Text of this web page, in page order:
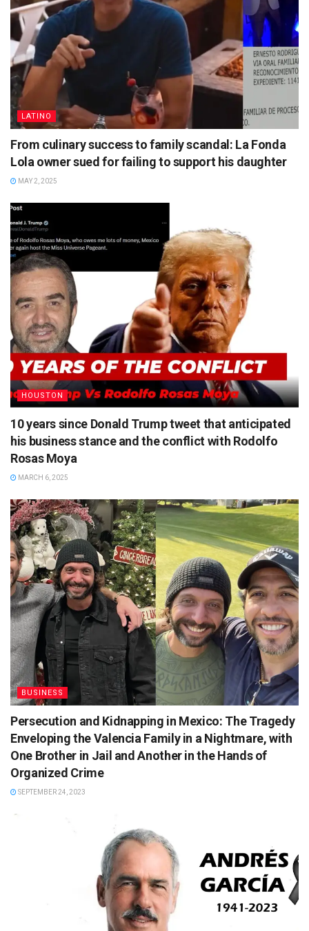
LATINO
From culinary success to family scandal: La Fonda
Lola owner sued for failing to support his daughter
MAY 2, 2025
HOUSTON
10 years since Donald Trump tweet that anticipated
his business stance and the conflict with Rodolfo
Rosas Moya
MARCH 6, 2025
BUSINESS
Persecution and Kidnapping in Mexico: The Tragedy
Enveloping the Valencia Family in a Nightmare, with
One Brother in Jail and Another in the Hands of
Organized Crime
SEPTEMBER 24, 2023